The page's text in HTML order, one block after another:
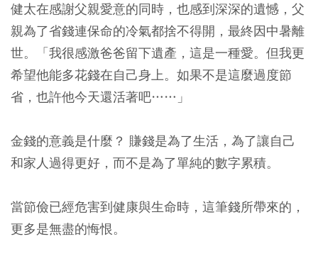
健太在感謝父親愛意的同時，也感到深深的遺憾，父
親為了省錢連保命的冷氣都捨不得開，最終因中暑離
世。
「我很感激爸爸留下遺產，這是一種愛。但我更
希望他能多花錢在自己身上。如果不是這麼過度節
省，也許他今天還活著吧……」
金錢的意義是什麼？ 賺錢是為了生活，為了讓自己
和家人過得更好，而不是為了單純的數字累積。
當節儉已經危害到健康與生命時，這筆錢所帶來的，
更多是無盡的悔恨。